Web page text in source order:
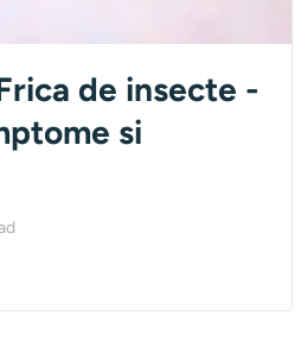
de insecte -
si